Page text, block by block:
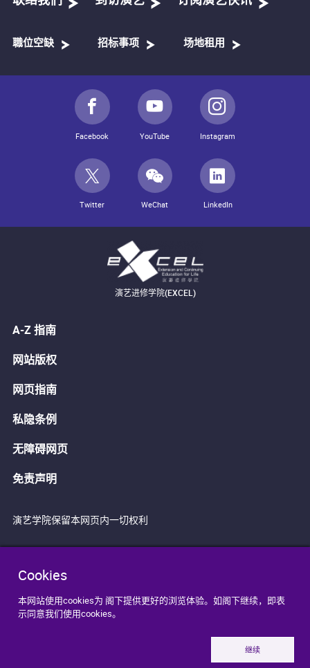
Cookies
本网站使用cookies为 阁下提供更好的浏览体验。如阁下继续，即表
示同意我们使用cookies。
继续
職位空缺 招标事项 场地租用
Facebook YouTube Instagram
Twitter WeChat LinkedIn
演艺进修学院(EXCEL)
A-Z 指南
网站版权
网页指南
私隐条例
无障碍网页
免责声明
演艺学院保留本网页内一切权利